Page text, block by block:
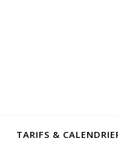
TARIFS &